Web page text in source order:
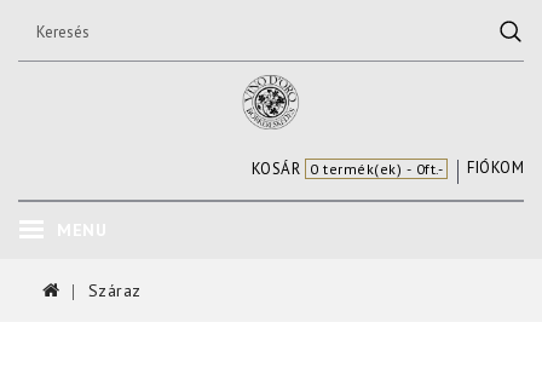
FIÓKOM
KOSÁR 0 termék(ek) - 0ft.-
Száraz